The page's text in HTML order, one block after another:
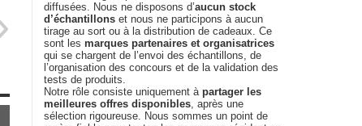
diffusées. Nous ne disposons d’aucun stock
d’échantillons et nous ne participons à aucun
tirage au sort ou à la distribution de cadeaux. Ce
sont les marques partenaires et organisatrices
qui se chargent de l’envoi des échantillons, de
l’organisation des concours et de la validation des
tests de produits.
Notre rôle consiste uniquement à partager les
meilleures offres disponibles, après une
sélection rigoureuse. Nous sommes un point de